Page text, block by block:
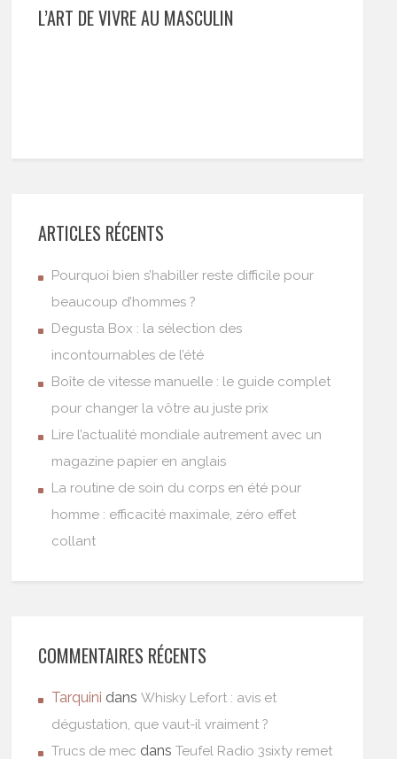
L’ART DE VIVRE AU MASCULIN
ARTICLES RÉCENTS
Pourquoi bien s’habiller reste difficile pour
beaucoup d’hommes ?
Degusta Box : la sélection des
incontournables de l’été
Boîte de vitesse manuelle : le guide complet
pour changer la vôtre au juste prix
Lire l’actualité mondiale autrement avec un
magazine papier en anglais
La routine de soin du corps en été pour
homme : efficacité maximale, zéro effet
collant
COMMENTAIRES RÉCENTS
Tarquini dansWhisky Lefort : avis et
dégustation, que vaut-il vraiment ?
Trucs de mec dansTeufel Radio 3sixty remet